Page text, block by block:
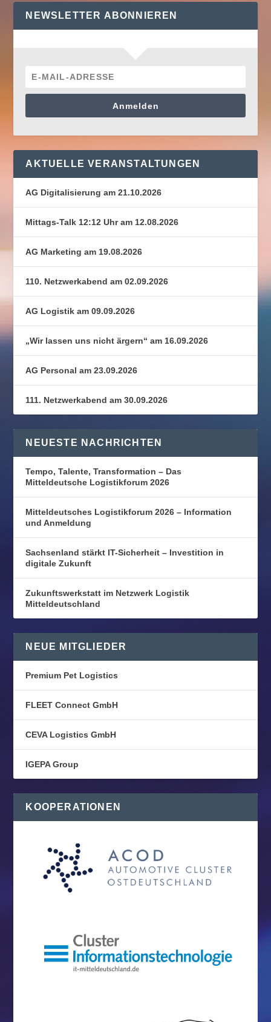
NEWSLETTER ABONNIEREN
Anmelden
AKTUELLE VERANSTALTUNGEN
AG Digitalisierung am 21.10.2026
Mittags-Talk 12:12 Uhr am 12.08.2026
AG Marketing am 19.08.2026
110. Netzwerkabend am 02.09.2026
AG Logistik am 09.09.2026
„Wir lassen uns nicht ärgern“ am 16.09.2026
AG Personal am 23.09.2026
111. Netzwerkabend am 30.09.2026
NEUESTE NACHRICHTEN
Tempo, Talente, Transformation – Das
Mitteldeutsche Logistikforum 2026
Mitteldeutsches Logistikforum 2026 – Information
und Anmeldung
Sachsenland stärkt IT-Sicherheit – Investition in
digitale Zukunft
Zukunftswerkstatt im Netzwerk Logistik
Mitteldeutschland
NEUE MITGLIEDER
Premium Pet Logistics
FLEET Connect GmbH
CEVA Logistics GmbH
IGEPA Group
KOOPERATIONEN